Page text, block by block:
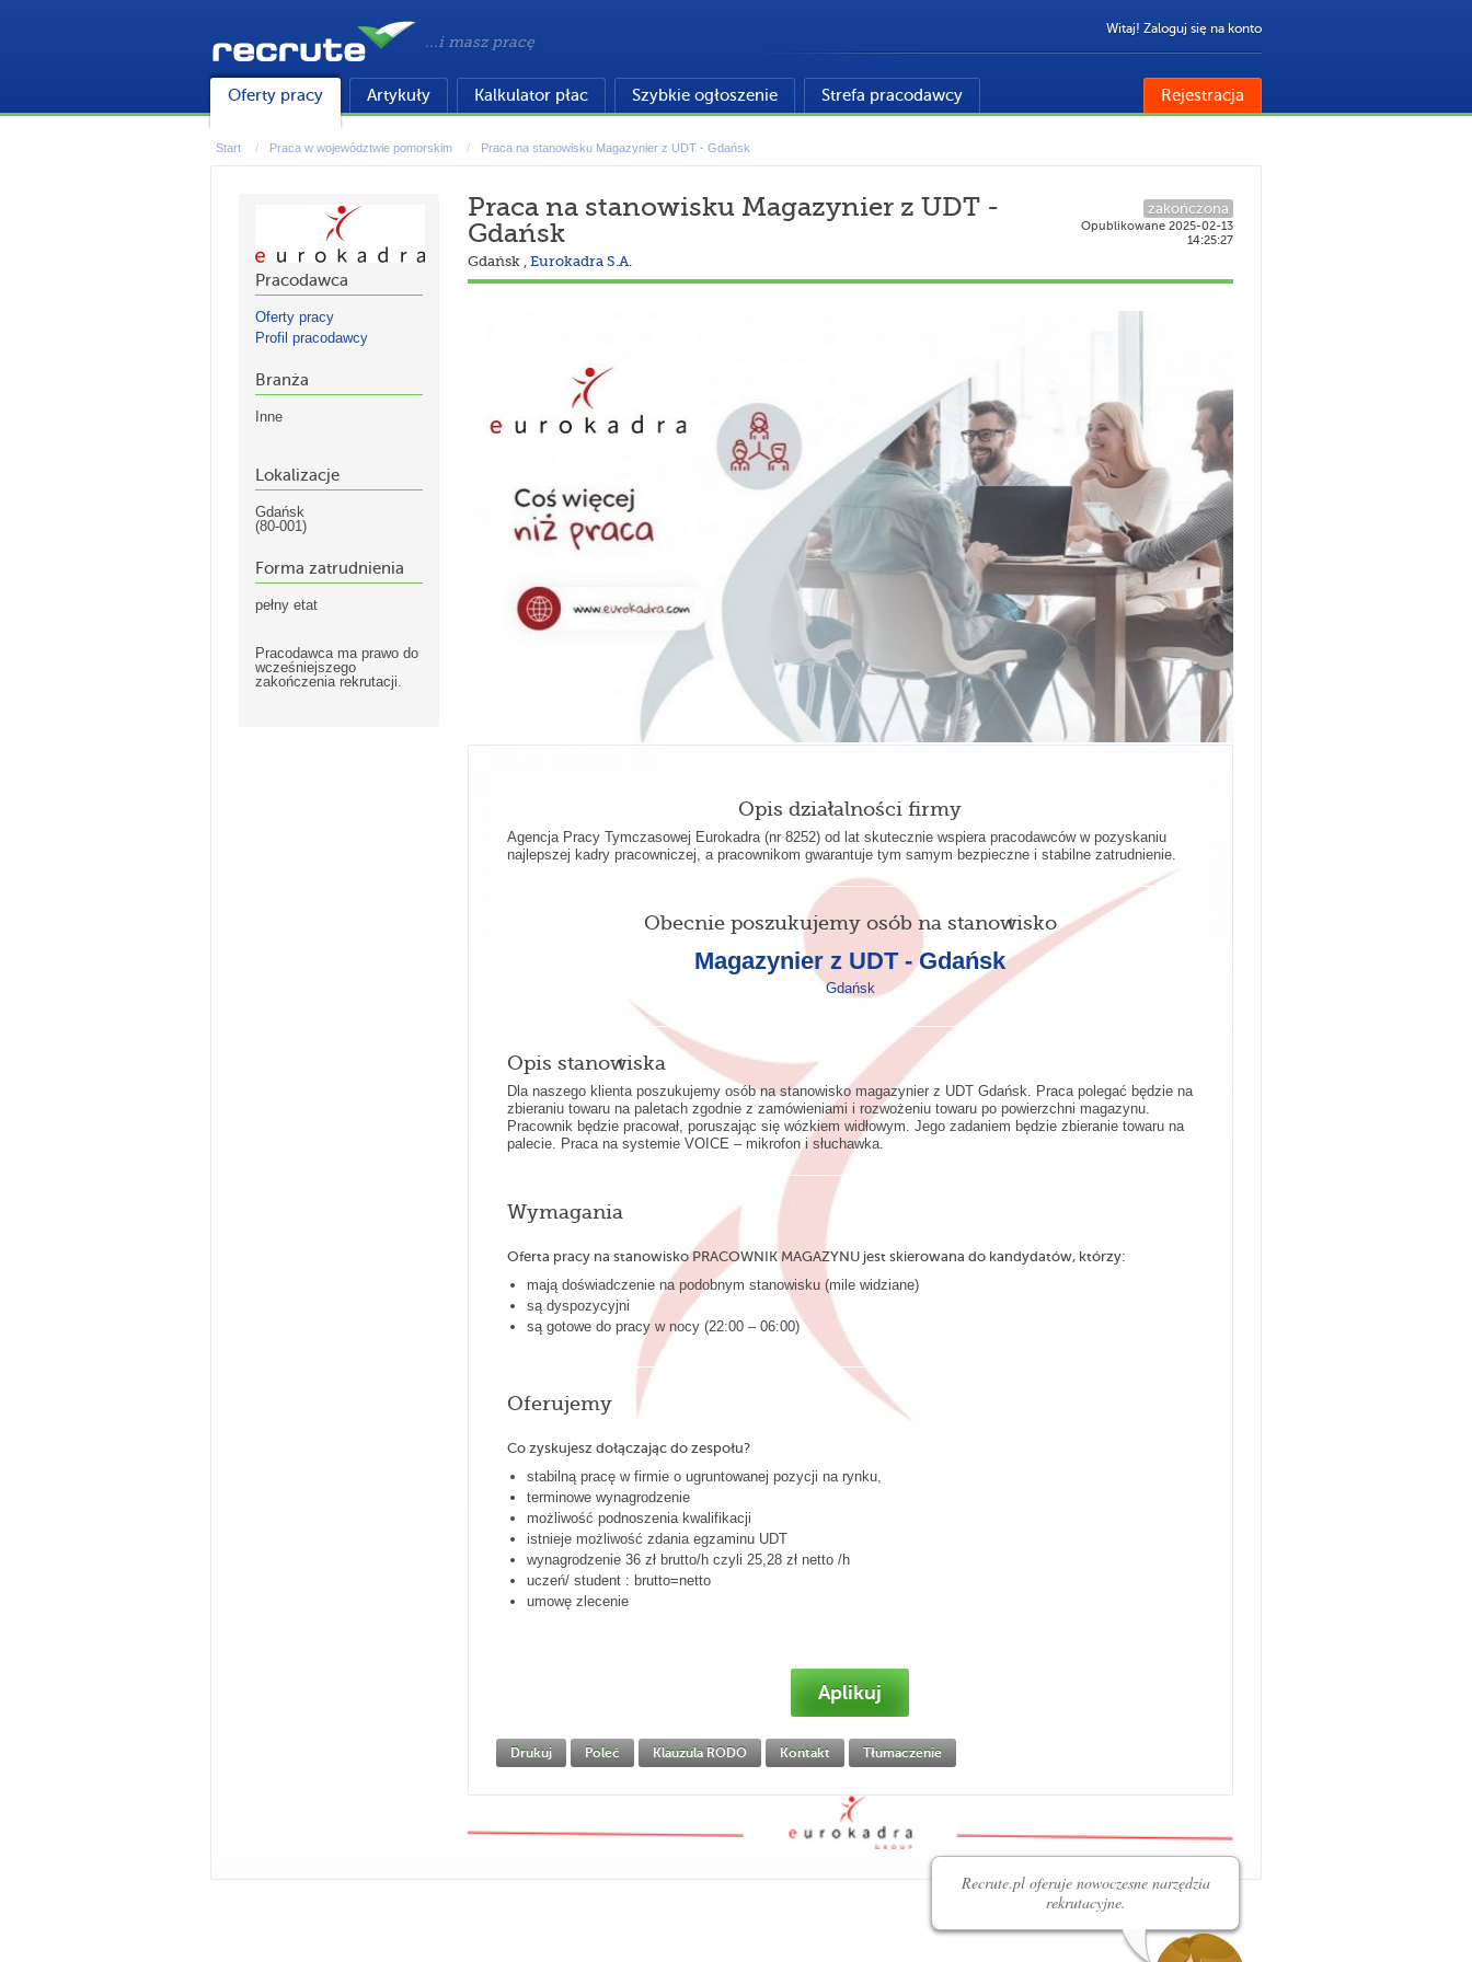
...i masz pracę
Witaj! Zaloguj się na konto
Oferty pracy Artykuły Kalkulator płac Szybkie ogłoszenie Strefa pracodawcy Rejestracja
Start Praca w województwie pomorskim Praca na stanowisku Magazynier z UDT - Gdańsk
Pracodawca
Oferty pracy
Profil pracodawcy
Branża
Inne
Lokalizacje
Gdańsk
(80-001)
Forma zatrudnienia
pełny etat
Pracodawca ma prawo do
wcześniejszego
zakończenia rekrutacji.
Praca na stanowisku Magazynier z UDT -
Gdańsk
Gdańsk, Eurokadra S.A.
zakończona
Opublikowane 2025-02-13
14:25:27
Opis działalności firmy
Agencja Pracy Tymczasowej Eurokadra (nr 8252) od lat skutecznie wspiera pracodawców w pozyskaniu
najlepszej kadry pracowniczej, a pracownikom gwarantuje tym samym bezpieczne i stabilne zatrudnienie.
Obecnie poszukujemy osób na stanowisko
Magazynier z UDT - Gdańsk
Gdańsk
Opis stanowiska
Dla naszego klienta poszukujemy osób na stanowisko magazynier z UDT Gdańsk. Praca polegać będzie na
zbieraniu towaru na paletach zgodnie z zamówieniami i rozwożeniu towaru po powierzchni magazynu.
Pracownik będzie pracował, poruszając się wózkiem widłowym. Jego zadaniem będzie zbieranie towaru na
palecie. Praca na systemie VOICE – mikrofon i słuchawka.
Wymagania
Oferta pracy na stanowisko PRACOWNIK MAGAZYNU jest skierowana do kandydatów, którzy:
mają doświadczenie na podobnym stanowisku (mile widziane)
są dyspozycyjni
są gotowe do pracy w nocy (22:00 – 06:00)
Oferujemy
Co zyskujesz dołączając do zespołu?
stabilną pracę w firmie o ugruntowanej pozycji na rynku,
terminowe wynagrodzenie
możliwość podnoszenia kwalifikacji
istnieje możliwość zdania egzaminu UDT
wynagrodzenie 36 zł brutto/h czyli 25,28 zł netto /h
uczeń/ student : brutto=netto
umowę zlecenie
Aplikuj
Drukuj Poleć Klauzula RODO Kontakt Tłumaczenie
Recrute.pl oferuje nowoczesne narzędzia
rekrutacyjne.